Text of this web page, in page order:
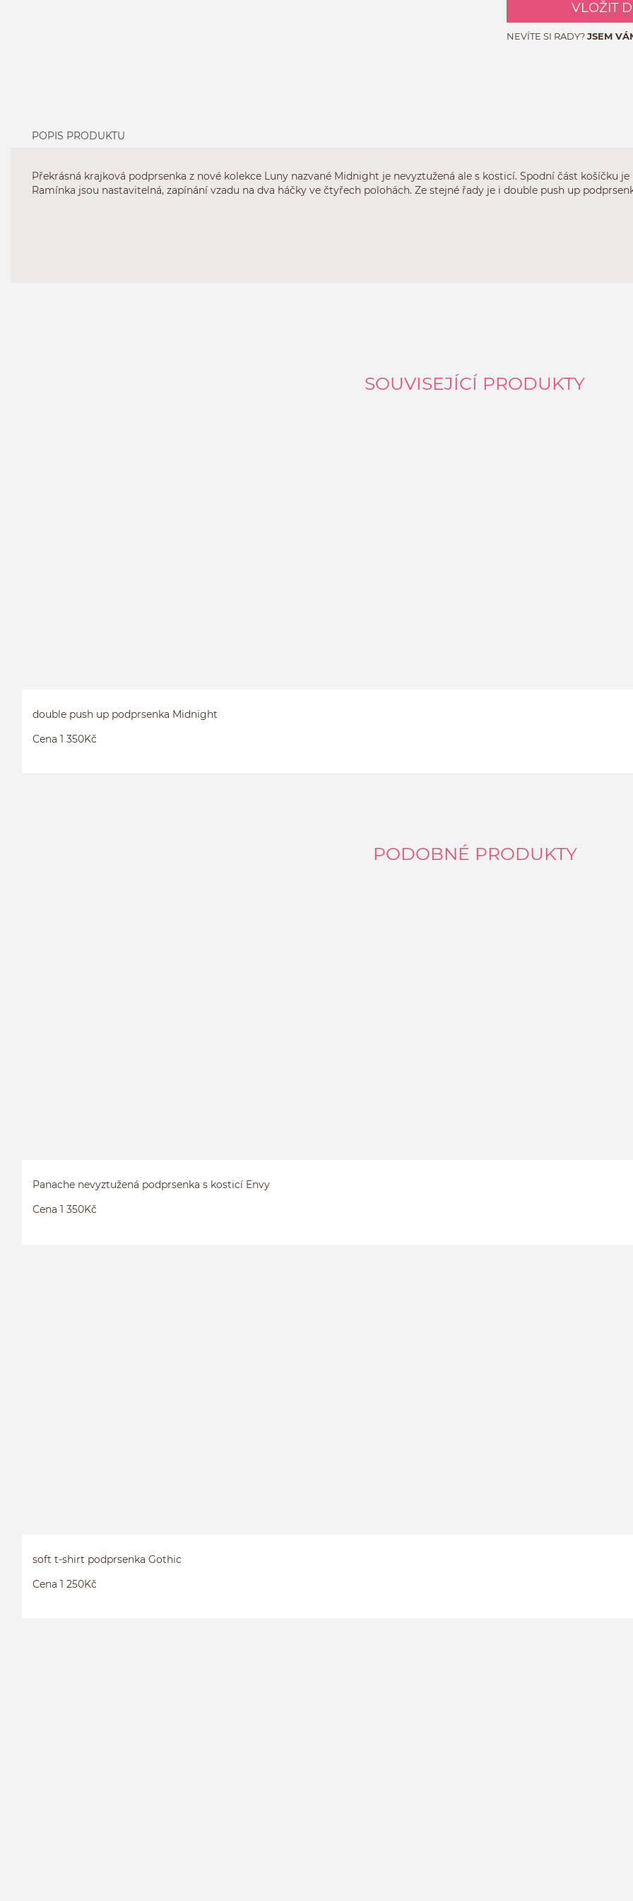
VLOŽIT
NEVÍTE SI RADY?JSEM
POPIS PRODUKTU
Překrásná krajková podprsenka z nové kolekce Luny nazvané Midnight je nevyztužená ale s kosticí. Spodní část košíčku
Ramínka jsou nastavitelná, zapínání vzadu na dva háčky ve čtyřech polohách. Ze stejné řady je i double push up
SOUVISEJÍCÍ PRODUKTY
double push up podprsenka Midnight
Cena 1 350Kč
PODOBNÉ PRODUKTY
Panache nevyztužená podprsenka s kosticí Envy
Cena 1 350Kč
soft t-shirt podprsenka Gothic
Cena 1 250Kč